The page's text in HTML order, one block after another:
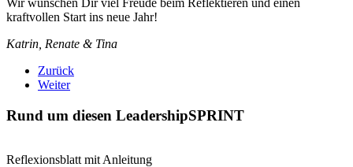
Wir wünschen Dir viel Freude beim Reflektieren und einen
kraftvollen Start ins neue Jahr!
Katrin, Renate & Tina
Zurück
Weiter
Rund um diesen LeadershipSPRINT
Reflexionsblatt mit Anleitung